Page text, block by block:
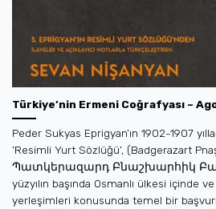
Türkiye’nin Ermeni Coğrafyası –
Peder Sukyas Eprigyan’ın 1902-1907
‘Resimli Yurt Sözlüğü’, (Badgerazart
Պատկերազարդ Բնաշխարհիկ
yüzyılın başında Osmanlı ülkesi içinde
yerleşimleri konusunda temel bir